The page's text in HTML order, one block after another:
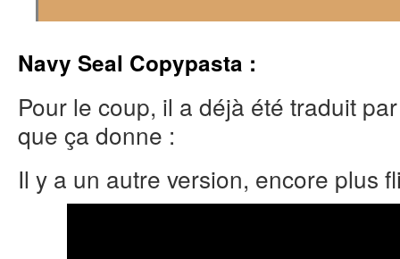
Navy Seal Copypasta :
Pour le coup, il a déjà été traduit
que ça donne :
Il y a un autre version, encore plus